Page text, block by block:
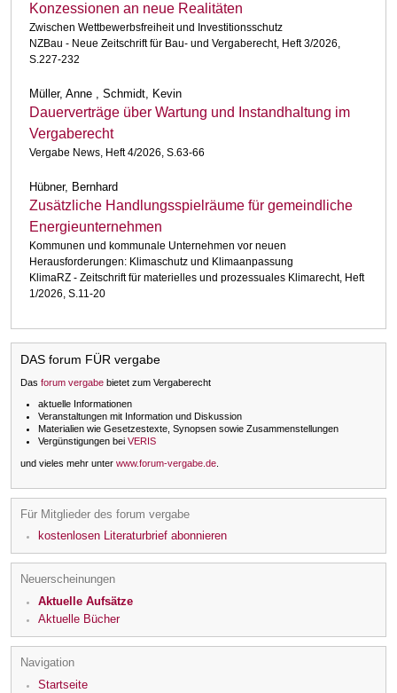
Konzessionen an neue Realitäten
Zwischen Wettbewerbsfreiheit und Investitionsschutz
NZBau - Neue Zeitschrift für Bau- und Vergaberecht, Heft 3/2026,
S.227-232
Müller, Anne , Schmidt, Kevin
Dauerverträge über Wartung und Instandhaltung im
Vergaberecht
Vergabe News, Heft 4/2026, S.63-66
Hübner, Bernhard
Zusätzliche Handlungsspielräume für gemeindliche
Energieunternehmen
Kommunen und kommunale Unternehmen vor neuen
Herausforderungen: Klimaschutz und Klimaanpassung
KlimaRZ - Zeitschrift für materielles und prozessuales Klimarecht, Heft
1/2026, S.11-20
DAS forum FÜR vergabe
Das forum vergabe bietet zum Vergaberecht
aktuelle Informationen
Veranstaltungen mit Information und Diskussion
Materialien wie Gesetzestexte, Synopsen sowie Zusammenstellungen
Vergünstigungen bei VERIS
und vieles mehr unter www.forum-vergabe.de
Für Mitglieder des forum vergabe
kostenlosen Literaturbrief abonnieren
Neuerscheinungen
Aktuelle Aufsätze
Aktuelle Bücher
Navigation
Startseite